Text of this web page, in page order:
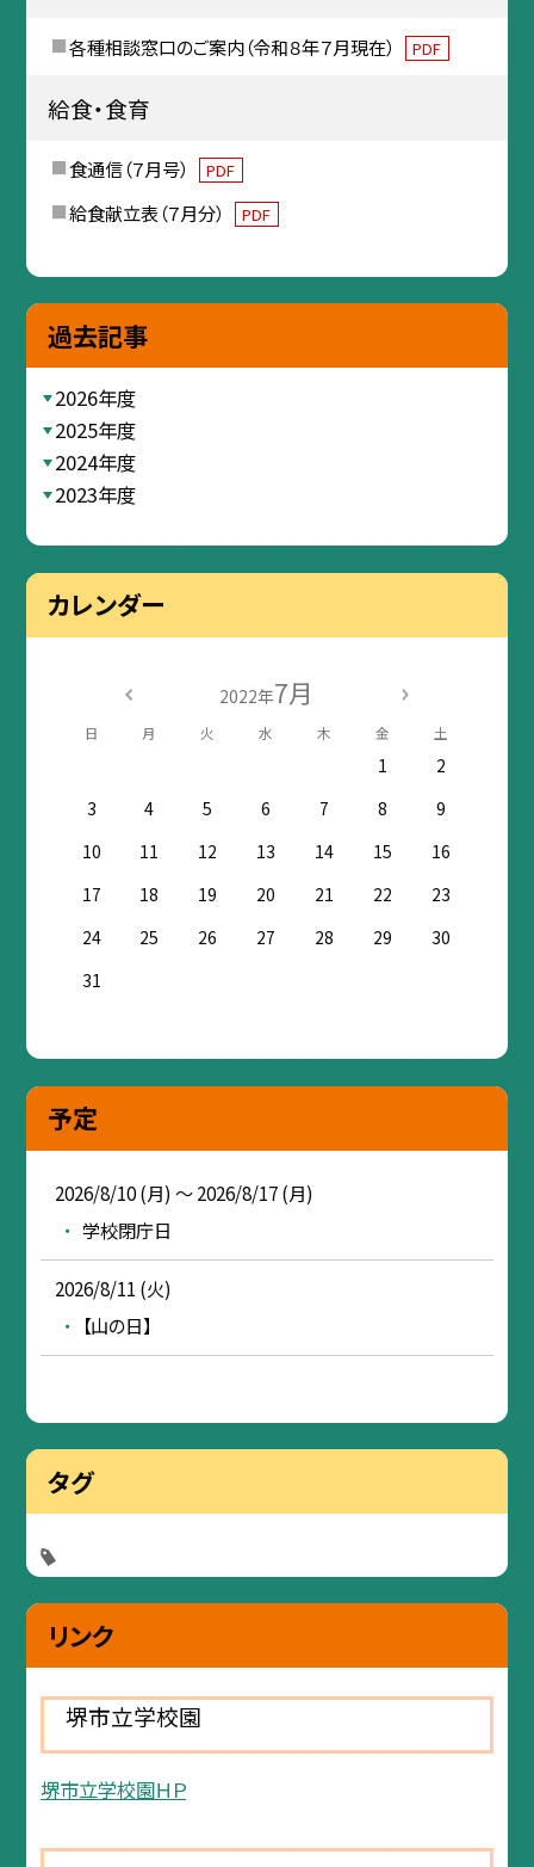
各種相談窓口のご案内（令和８年７月現在） PDF
給食・食育
食通信（７月号） PDF
給食献立表（７月分） PDF
過去記事
2026年度
2025年度
2024年度
2023年度
カレンダー
2022年7月
日 月 火 水 木 金 土
1
2
3
4 5 6 7 8
9
10
11 12 13 14 15
16
17
18 19 20 21 22
23
24
25 26 27 28 29
30
31
予定
2026/8/10 (月) ～ 2026/8/17 (月)
学校閉庁日
2026/8/11 (火)
【山の日】
タグ
リンク
堺市立学校園
堺市立学校園ＨＰ